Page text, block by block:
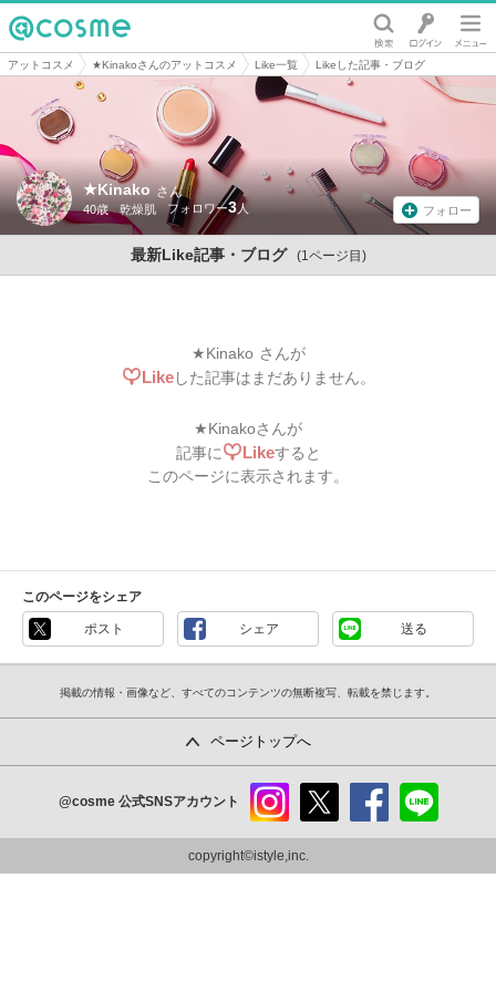
@cosme
アットコスメ ★Kinakoさんのアットコスメ Like一覧 Likeした記事・ブログ
★Kinako さん
40歳 乾燥肌 3 フォロー
最新Like記事・ブログ (1ページ目)
★Kinako さんが
Likeした記事はまだありません。
★Kinakoさんが
記事に
Likeすると
このページに表示されます。
このページをシェア
ポスト シェア 送る
掲載の情報・画像など、すべてのコンテンツの無断複写、転載を禁じます。
ページトップへ
@cosme 公式SNSアカウント
ram
copyright©istyle,inc.